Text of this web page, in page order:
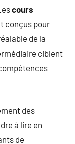
cours
conçus pour
de la
ciblent
des
à lire en
de